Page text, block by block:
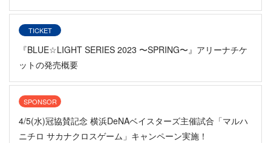
TICKET
『BLUE☆LIGHT SERIES 2023 〜SPRING〜』アリーナチケ
ットの発売概要
SPONSOR
4/5(水)冠協賛記念 横浜DeNAベイスターズ主催試合「マルハ
ニチロ サカナクロスゲーム」キャンペーン実施！